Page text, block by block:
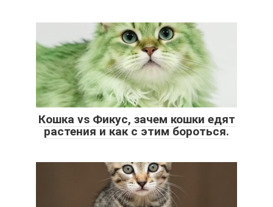
Кошка vs Фикус, зачем кошки едят
растения и как с этим бороться.